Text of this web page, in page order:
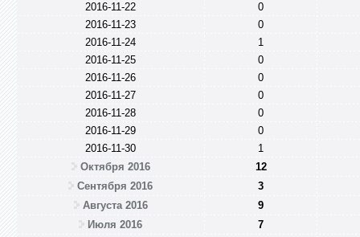
2016-11-22
0
2016-11-23
0
2016-11-24
1
2016-11-25
0
2016-11-26
0
2016-11-27
0
2016-11-28
0
2016-11-29
0
2016-11-30
1
Октября 2016
12
Сентября 2016
3
Августа 2016
9
Июля 2016
7